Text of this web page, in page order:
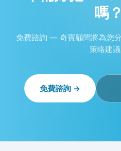
嗎？
免費諮詢 — 奇寶顧問將為您
策略建議
免費諮詢 →